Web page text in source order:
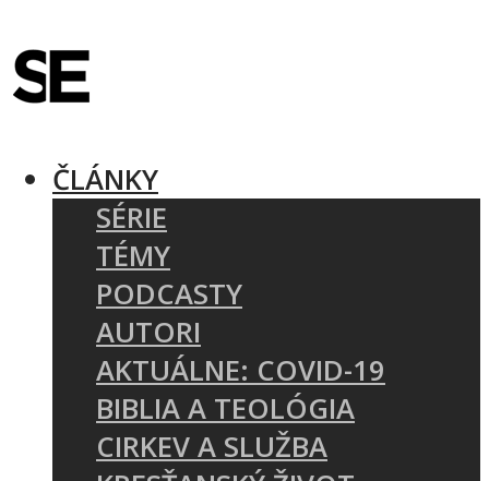
ČLÁNKY
SÉRIE
TÉMY
PODCASTY
AUTORI
AKTUÁLNE: COVID-19
BIBLIA A TEOLÓGIA
CIRKEV A SLUŽBA